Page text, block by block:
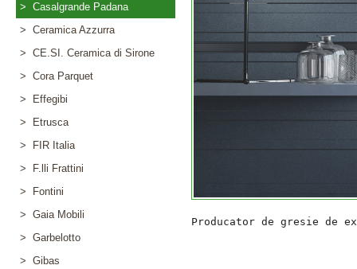
> Casalgrande Padana
> Ceramica Azzurra
> CE.SI. Ceramica di Sirone
> Cora Parquet
> Effegibi
> Etrusca
> FIR Italia
> F.lli Frattini
> Fontini
> Gaia Mobili
> Garbelotto
> Gibas